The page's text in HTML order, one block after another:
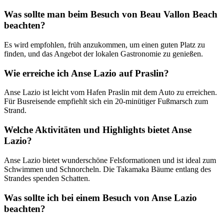
Was sollte man beim Besuch von Beau Vallon Beach
beachten?
Es wird empfohlen, früh anzukommen, um einen guten Platz zu
finden, und das Angebot der lokalen Gastronomie zu genießen.
Wie erreiche ich Anse Lazio auf Praslin?
Anse Lazio ist leicht vom Hafen Praslin mit dem Auto zu erreichen.
Für Busreisende empfiehlt sich ein 20-minütiger Fußmarsch zum
Strand.
Welche Aktivitäten und Highlights bietet Anse
Lazio?
Anse Lazio bietet wunderschöne Felsformationen und ist ideal zum
Schwimmen und Schnorcheln. Die Takamaka Bäume entlang des
Strandes spenden Schatten.
Was sollte ich bei einem Besuch von Anse Lazio
beachten?